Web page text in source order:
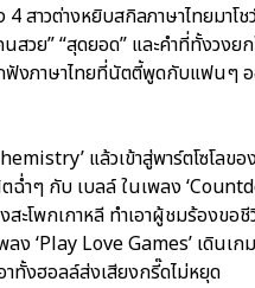
สาวต่างหยิบสกิลภาษาไทยมาโ
สวย” “สุดยอด” และคำที่ทั้งวง
ถฟังภาษาไทยที่นัตตี้พูดกับแฟนๆ
แล้วเข้าสู่พาร์ตโซโลขอ
ฉ่ำๆ กับ เบลล์ ในเพลง
สะโพกเกาหลี ทำเอาผู้ชมร้องข
‘Play Love Games’ เดินเก
ทั้งฮอลล์ส่งเสียงกรี๊ดไม่หยุด